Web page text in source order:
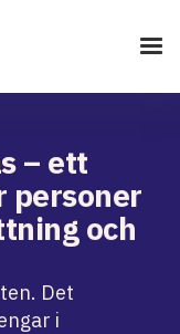
– ett
och
Det
i